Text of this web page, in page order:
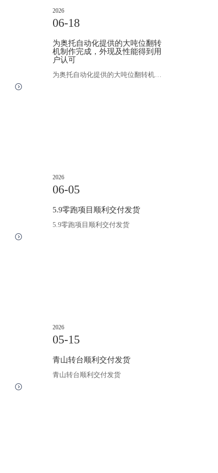
2026
06-18
为奥托自动化提供的大吨位翻转
机制作完成，外现及性能得到用
户认可
为奥托自动化提供的大吨位翻转机制作完成，外现及性能得到用户认可
2026
06-05
5.9零跑项目顺利交付发货
5.9零跑项目顺利交付发货
2026
05-15
青山转台顺利交付发货
青山转台顺利交付发货